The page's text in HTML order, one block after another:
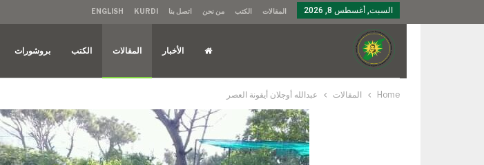
السبت, أغسطس 8, 2026 المقالات الكتب من نحن اتصل بنا KURDI
ENGLISH
الأخبار المقالات الكتب بروشورات
Home المقالات عبدالله أوجلان أيقونة العصر